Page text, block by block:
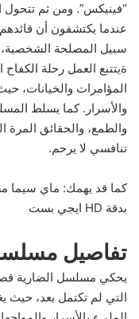
“فينيكس”. ومن ثم تتحول
عندما يكتشفون أن
سبيل المصلحة الشخصية،
ةيتتبع العمل رحلة
المؤامرات والخيانات،
والأسرار. كما يسلط
والطمع، والحقائق المرة
تنافسي لا يرحم.
كما قد يهمك:
بدقة HD ايجي بست
تفاصيل
يحكي مسلسل الضارية
التي لم تكتمل بعد، حيث